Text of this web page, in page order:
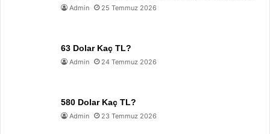
Admin 25 Temmuz 2026
63 Dolar Kaç TL?
Admin 24 Temmuz 2026
580 Dolar Kaç TL?
Admin 23 Temmuz 2026